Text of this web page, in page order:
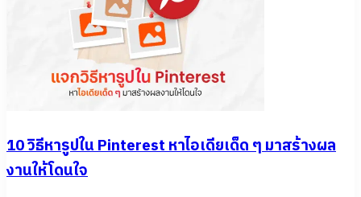
10 วิธีหารูปใน Pinterest หาไอเดียเด็ด ๆ มาสร้างผล
งานให้โดนใจ